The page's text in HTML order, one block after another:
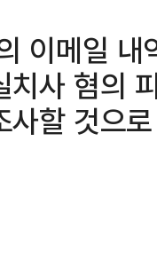
이메일
사 혐의
할 것으